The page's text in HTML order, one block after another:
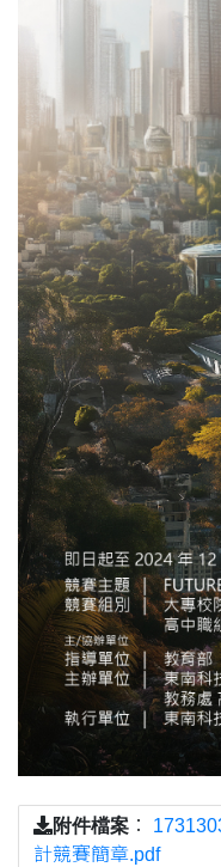
附件檔案 ：
計競賽簡章.pdf